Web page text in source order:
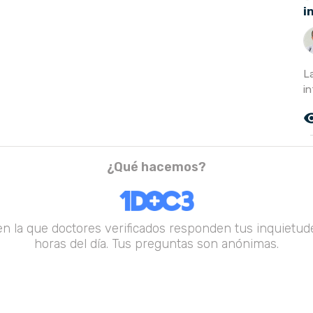
¿Qué hacemos?
la que doctores verificados responden tus
horas del día. Tus preguntas son anónimas.